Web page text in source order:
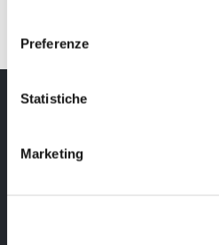
Preferenze
Statistiche
Marketing